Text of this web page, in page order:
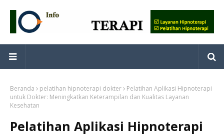
Beranda pelatihan hipnoterapi dokter
Pelatihan Aplikasi Hipnoterapi
untuk Dokter: Meningkatkan Keterampilan dan Kualitas Layanan
Kesehatan
Pelatihan Aplikasi Hipnoterapi